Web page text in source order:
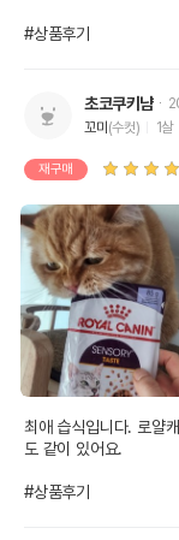
#상품후기
초코쿠키냠
꼬미 (수컷) 1살
재구매
최애 습식입니다. 로얄
도 같이 있어요.
#상품후기